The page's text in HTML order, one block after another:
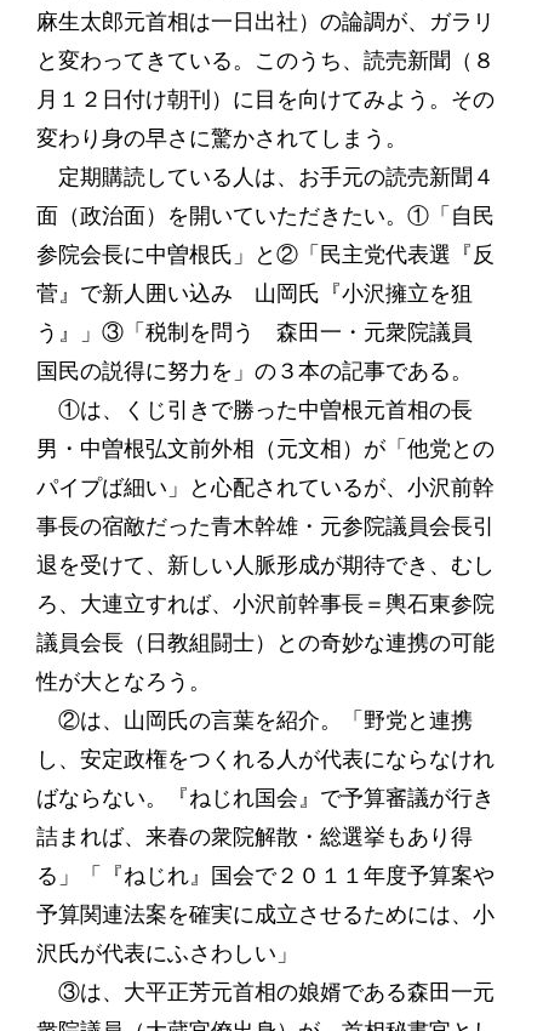
麻生太郎元首相は一日出社）の論調が、ガラリ
と変わってきている。このうち、読売新聞（８
月１２日付け朝刊）に目を向けてみよう。その
変わり身の早さに驚かされてしまう。
定期購読している人は、お手元の読売新聞４
面（政治面）を開いていただきたい。①「自民
参院会長に中曽根氏」と②「民主党代表選『反
菅』で新人囲い込み 山岡氏『小沢擁立を狙
う』」③「税制を問う 森田一・元衆院議員
国民の説得に努力を」の３本の記事である。
①は、くじ引きで勝った中曽根元首相の長
男・中曽根弘文前外相（元文相）が「他党との
パイプば細い」と心配されているが、小沢前幹
事長の宿敵だった青木幹雄・元参院議員会長引
退を受けて、新しい人脈形成が期待でき、むし
ろ、大連立すれば、小沢前幹事長＝輿石東参院
議員会長（日教組闘士）との奇妙な連携の可能
性が大となろう。
②は、山岡氏の言葉を紹介。「野党と連携
し、安定政権をつくれる人が代表にならなけれ
ばならない。『ねじれ国会』で予算審議が行き
詰まれば、来春の衆院解散・総選挙もあり得
る」「『ねじれ』国会で２０１１年度予算案や
予算関連法案を確実に成立させるためには、小
沢氏が代表にふさわしい」
③は、大平正芳元首相の娘婿である森田一元